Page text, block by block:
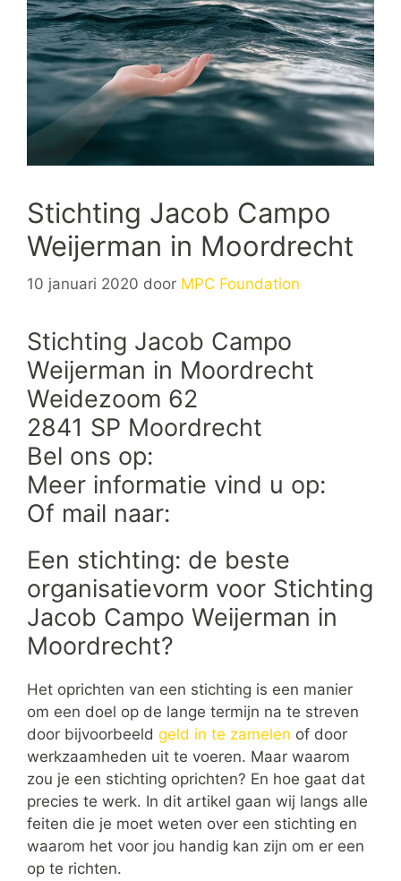
Stichting Jacob Campo
Weijerman in Moordrecht
10 januari 2020 door MPC Foundation
Stichting Jacob Campo
Weijerman in Moordrecht
Weidezoom 62
2841 SP Moordrecht
Bel ons op:
Meer informatie vind u op:
Of mail naar:
Een stichting: de beste
organisatievorm voor Stichting
Jacob Campo Weijerman in
Moordrecht?
Het oprichten van een stichting is een manier
om een doel op de lange termijn na te streven
door bijvoorbeeld geld in te zamelen of door
werkzaamheden uit te voeren. Maar waarom
zou je een stichting oprichten? En hoe gaat dat
precies te werk. In dit artikel gaan wij langs alle
feiten die je moet weten over een stichting en
waarom het voor jou handig kan zijn om er een
op te richten.